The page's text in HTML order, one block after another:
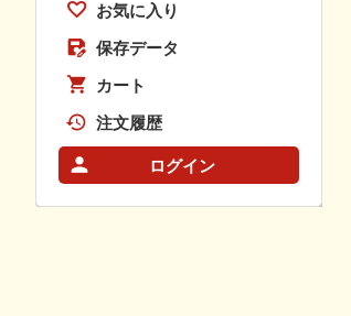
お気に入り
保存データ
カート
注文履歴
ログイン